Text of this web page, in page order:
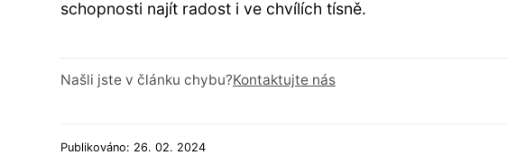
schopnosti najít radost i ve chvílích tísně.
Našli jste v článku chybu?Kontaktujte nás
Publikováno: 26. 02. 2024